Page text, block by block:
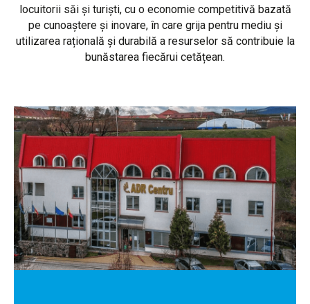
locuitorii săi și turiști, cu o economie competitivă bazată
pe cunoaștere și inovare, în care grija pentru mediu și
utilizarea rațională și durabilă a resurselor să contribuie la
bunăstarea fiecărui cetățean.